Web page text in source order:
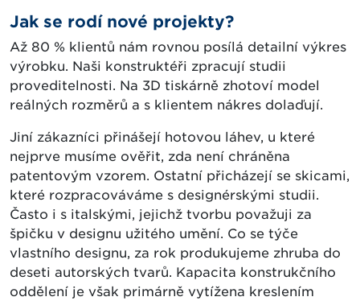
Jak se rodí nové projekty?
Až 80 % klientů nám rovnou posílá detailní výkres
výrobku. Naši konstruktéři zpracují studii
proveditelnosti. Na 3D tiskárně zhotoví model
reálných rozměrů a s klientem nákres dolaďují.
Jiní zákazníci přinášejí hotovou láhev, u které
nejprve musíme ověřit, zda není chráněna
patentovým vzorem. Ostatní přicházejí se skicami,
které rozpracováváme s designérskými studii.
Často i s italskými, jejichž tvorbu považuji za
špičku v designu užitého umění. Co se týče
vlastního designu, za rok produkujeme zhruba do
deseti autorských tvarů. Kapacita konstrukčního
oddělení je však primárně vytížena kreslením